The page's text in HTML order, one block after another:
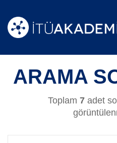
ARAMA
Toplam 7adet